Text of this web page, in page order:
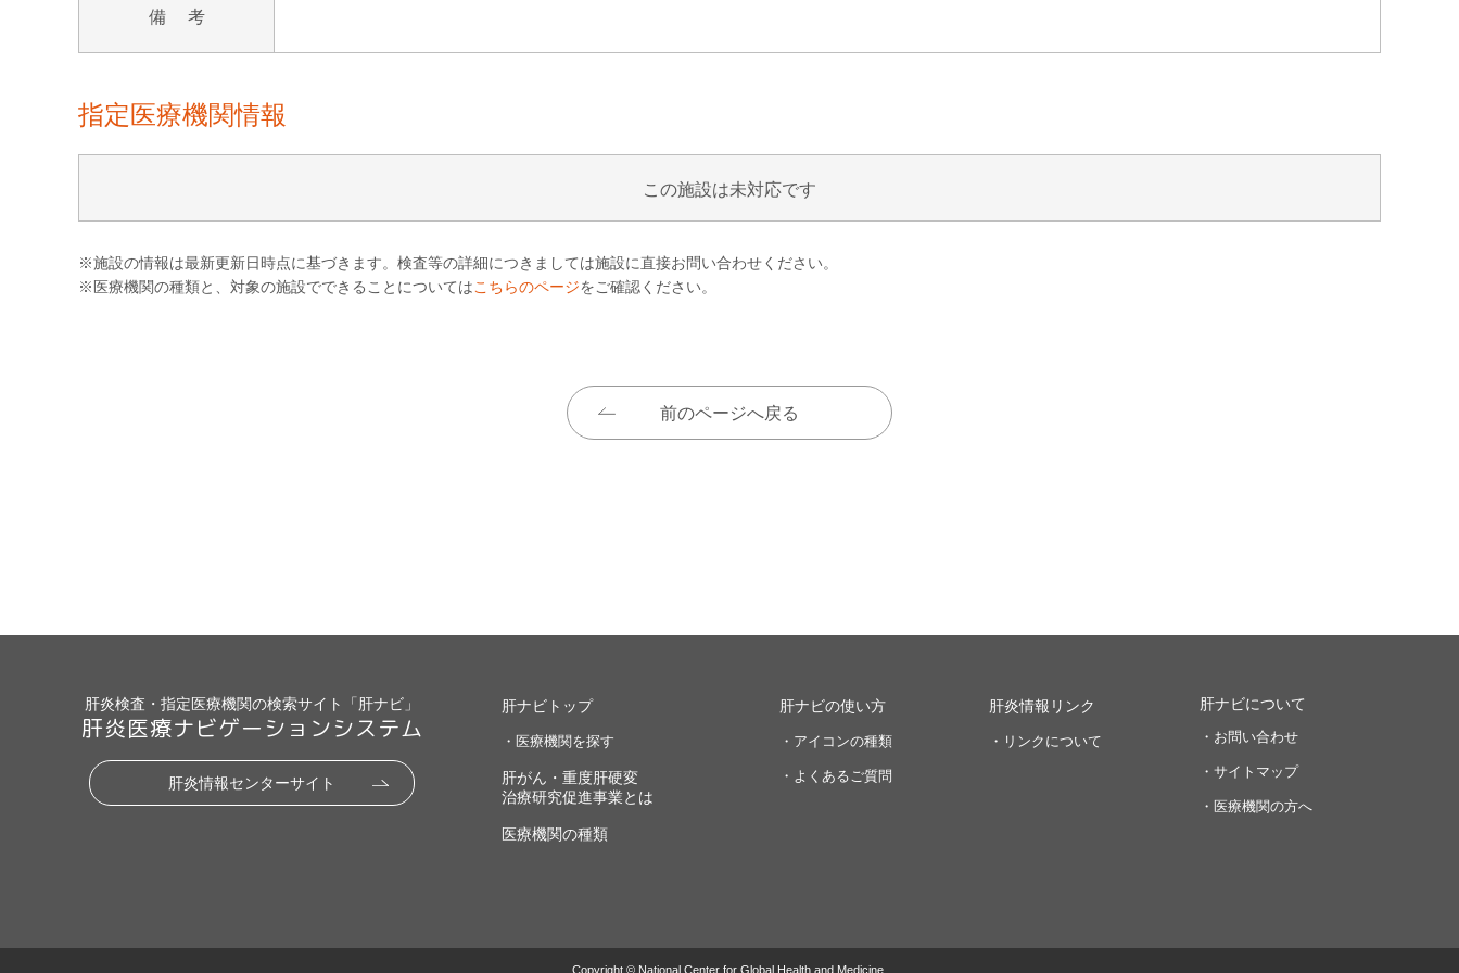
備 考
指定医療機関情報
この施設は未対応です
※施設の情報は最新更新日時点に基づきます。検査等の詳細につきましては施設に直接お問い合わせください。
※医療機関の種類と、対象の施設でできることについてはこちらのページをご確認ください。
前のページへ戻る
肝炎検査・指定医療機関の検索サイト「肝ナビ」
肝炎医療ナビゲーションシステム
肝炎情報センターサイト
肝ナビトップ
・医療機関を探す
肝がん・重度肝硬変
治療研究促進事業とは
医療機関の種類
肝ナビの使い方
・アイコンの種類
・よくあるご質問
肝炎情報リンク
・リンクについて
肝ナビについて
・お問い合わせ
・サイトマップ
・医療機関の方へ
Copyright © National Center for Global Health and Medicine.